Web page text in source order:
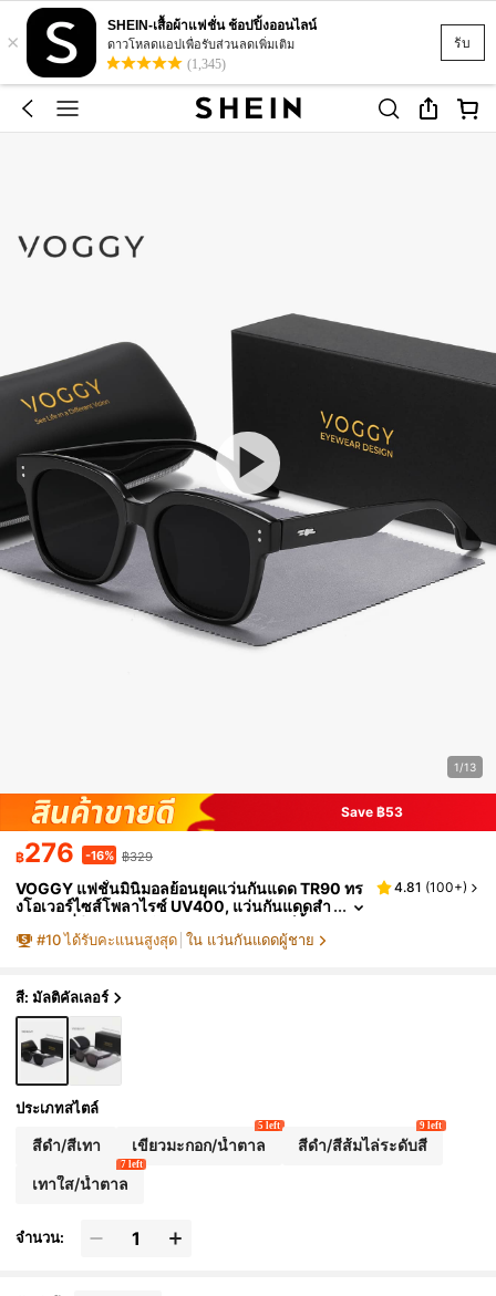
รับ
×
SHEIN-เสื้อผ้าแฟชั่น ช้อปปิ้งออนไลน์
ดาวโหลดแอปเพื่อรับส่วนลดเพิ่มเติม
(1,345)
1/13
Save ฿53
฿276 -16% ฿329
VOGGY แฟชั่นมินิมอลย้อนยุคแว่นกันแดด TR90 ทร
งโอเวอร์ไซส์โพลาไรซ์ UV400, แว่นกันแดดสำ
ตกแต่งของขวัญสำหรับทุกเพศ
4.81 (100+)
#10ได้รับคะแนนสูงสุด ใน แว่นกันแดดผู้ชาย
สี: มัลติคัลเลอร์
ประเภทสไตล์
สีดำ/สีเทา เขียวมะกอก/น้ำตาล
5 left
สีดำ/สีส้มไล่ระดับสี
9 left
เทาใส/น้ำตาล
7 left
จำนวน: